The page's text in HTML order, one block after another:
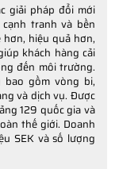
giải pháp đổi mới
tranh và bền
hiệu quả hơn,
khách hàng cải
đến môi trường.
bao gồm vòng bi,
và dịch vụ. Được
129 quốc gia và
thế giới. Doanh
SEK và số lượng